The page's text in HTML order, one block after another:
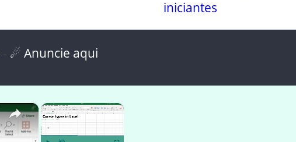
iniciantes
☄ Anuncie aqui
×
×